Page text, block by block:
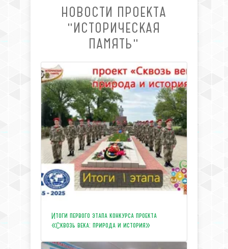
НОВОСТИ ПРОЕКТА
"ИСТОРИЧЕСКАЯ
ПАМЯТЬ"
Итоги первого этапа конкурса проекта
«Сквозь века: природа и история»